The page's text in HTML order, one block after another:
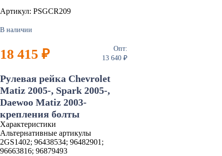
Артикул: PSGCR209
В наличии
18 415 ₽
Опт:
13 640 ₽
Рулевая рейка Chevrolet
Matiz 2005-, Spark 2005-,
Daewoo Matiz 2003-
крепления болты
Характеристики
Альтернативные артикулы
2GS1402; 96438534; 96482901;
96663816; 96879493